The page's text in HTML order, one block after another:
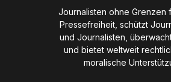
Journalisten ohne Grenzen
Pressefreiheit, schützt
und Journalisten,
und bietet weltweit
moralische